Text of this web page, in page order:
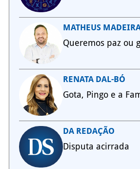
MATHEUS
Queremos paz ou
RENATA DAL-BÓ
Gota, Pingo e a
DA REDAÇÃO
Disputa acirrada